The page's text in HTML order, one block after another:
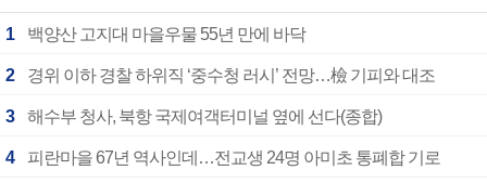
1 백양산 고지대 마을우물 55년 만에 바닥
2 경위 이하 경찰 하위직 ‘중수청 러시’ 전망…檢 기피와 대조
3 해수부 청사, 북항 국제여객터미널 옆에 선다(종합)
4 피란마을 67년 역사인데…전교생 24명 아미초 통폐합 기로